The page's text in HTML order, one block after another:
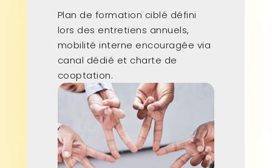
Plan de formation ciblé défini
lors des entretiens annuels,
mobilité interne encouragée via
canal dédié et charte de
cooptation.